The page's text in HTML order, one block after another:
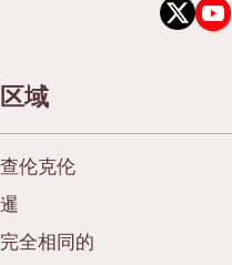
区域
查伦克伦
暹
完全相同的